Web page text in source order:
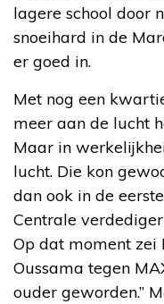
lagere school door
snoeihard in de
er goed in.
Met nog een
meer aan de lucht
Maar in
lucht. Die kon
dan ook in de
Centrale
Op dat moment zei
Oussama tegen
ouder geworden.”